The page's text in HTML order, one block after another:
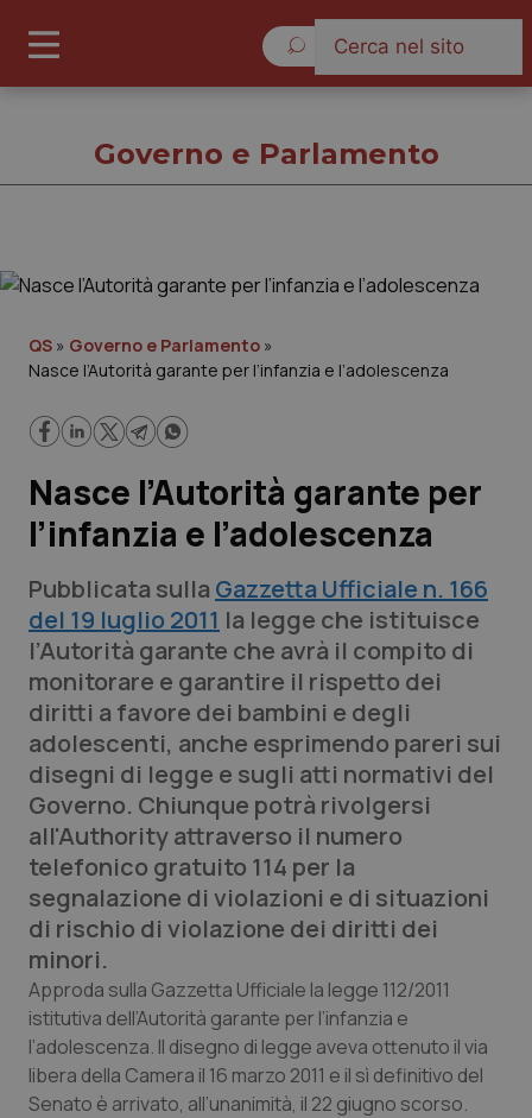
Cronache
Lavoro e Professioni
Scienza e Farmaci
Studi e Analisi
Lettere al direttore
Edizioni Regionali
QS Pro
Professionisti Sanitari.AI
Abruzzo
Basilicata
Calabria
QS Pro Gold
Artrite & artrosi
Asma & BPCO
QS Club Newsletter
Governo e Parlamento
QS » Governo e Parlamento »
Nasce l’Autorità garante per l’infanzia e l’adolescenza
Nasce l’Autorità garante per
l’infanzia e l’adolescenza
Pubblicata sulla Gazzetta Ufficiale n. 166
del 19 luglio 2011 la legge che istituisce
l’Autorità garante che avrà il compito di
monitorare e garantire il rispetto dei
diritti a favore dei bambini e degli
adolescenti, anche esprimendo pareri sui
disegni di legge e sugli atti normativi del
Governo. Chiunque potrà rivolgersi
all'Authority attraverso il numero
telefonico gratuito 114 per la
segnalazione di violazioni e di situazioni
di rischio di violazione dei diritti dei
minori.
Approda sulla Gazzetta Ufficiale la legge 112/2011
istitutiva dell’Autorità garante per l’infanzia e
l’adolescenza. Il disegno di legge aveva ottenuto il via
libera della Camera il 16 marzo 2011 e il sì definitivo del
Senato è arrivato, all’unanimità, il 22 giugno scorso.